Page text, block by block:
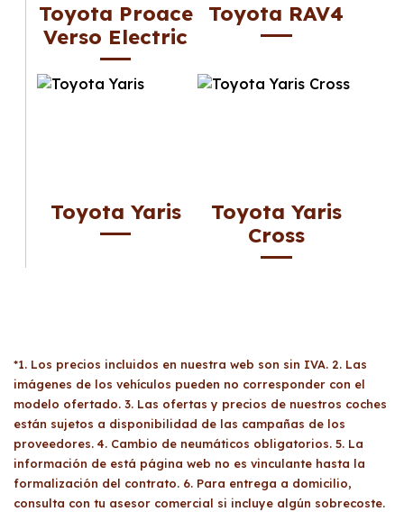
Toyota Proace
Verso Electric
Toyota RAV4
Toyota Yaris
Toyota Yaris
Cross
*1. Los precios incluidos en nuestra web son sin IVA. 2. Las
imágenes de los vehículos pueden no corresponder con el
modelo ofertado. 3. Las ofertas y precios de nuestros coches
están sujetos a disponibilidad de las campañas de los
proveedores. 4. Cambio de neumáticos obligatorios. 5. La
información de está página web no es vinculante hasta la
formalización del contrato. 6. Para entrega a domicilio,
consulta con tu asesor comercial si incluye algún sobrecoste.